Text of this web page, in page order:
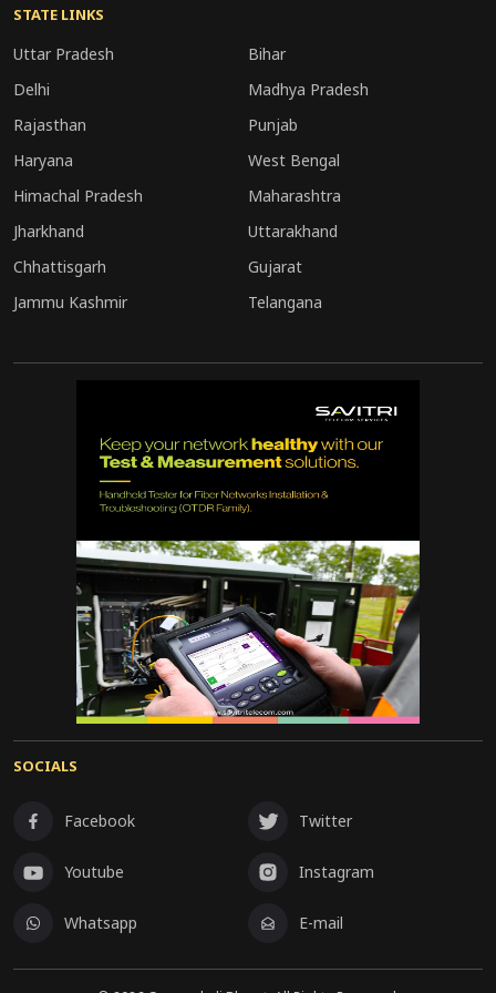
गाउन में रेड कार्पेट पर अपना जलवा बिखेरा और उसके बाद
एक खूबसूरत ब्लश पिंक ड्रेस में इवेंट की रौनक बढ़ाई।
STATE LINKS
Uttar Pradesh
Bihar
Delhi
Madhya Pradesh
Rajasthan
Punjab
Haryana
West Bengal
Himachal Pradesh
Maharashtra
Jharkhand
Uttarakhand
Chhattisgarh
Gujarat
Jammu Kashmir
Telangana
SOCIALS
Facebook Twitter
Youtube Instagram
Whatsapp E-mail